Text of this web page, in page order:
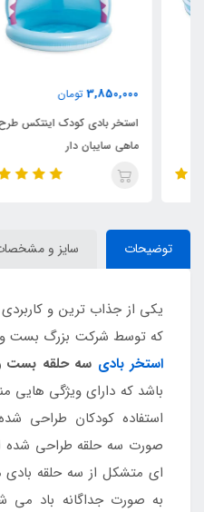
3,850,000 تومان
استخر بادی کودک اینتکس طرح
ماهی سایبان دار
توضیحات سایز و
یکی از جذاب ترین و
که توسط شرکت بزرگ بست
استخر بادی سه حلقه بست
باشد که دارای ویژگی هایی
استفاده کودکان طراحی
صورت سه حلقه طراحی شده
ای متشکل از سه حلقه
به صورت جداگانه باد می